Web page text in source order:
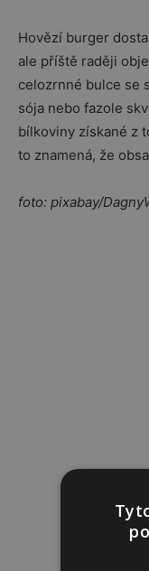
Hovězí burger
ale příště raději
celozrnné bulce se
sója nebo fazole
bílkoviny získané z
to znamená, že
foto: pixabay/